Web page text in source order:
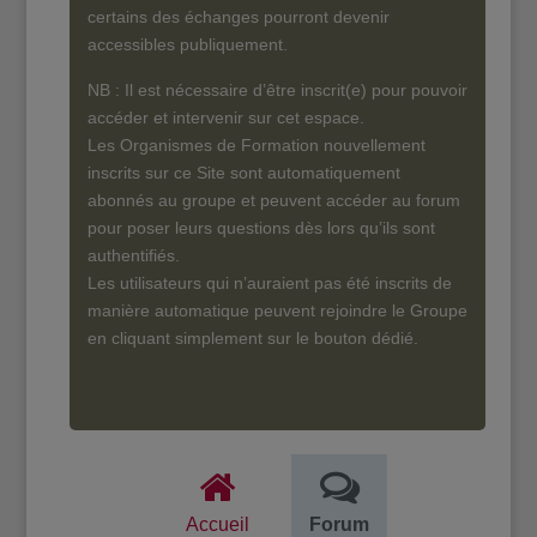
certains des échanges pourront devenir
accessibles publiquement.
NB : Il est nécessaire d’être inscrit(e) pour pouvoir
accéder et intervenir sur cet espace.
Les Organismes de Formation nouvellement
inscrits sur ce Site sont automatiquement
abonnés au groupe et peuvent accéder au forum
pour poser leurs questions dès lors qu’ils sont
authentifiés.
Les utilisateurs qui n’auraient pas été inscrits de
manière automatique peuvent rejoindre le Groupe
en cliquant simplement sur le bouton dédié.
Accueil Forum